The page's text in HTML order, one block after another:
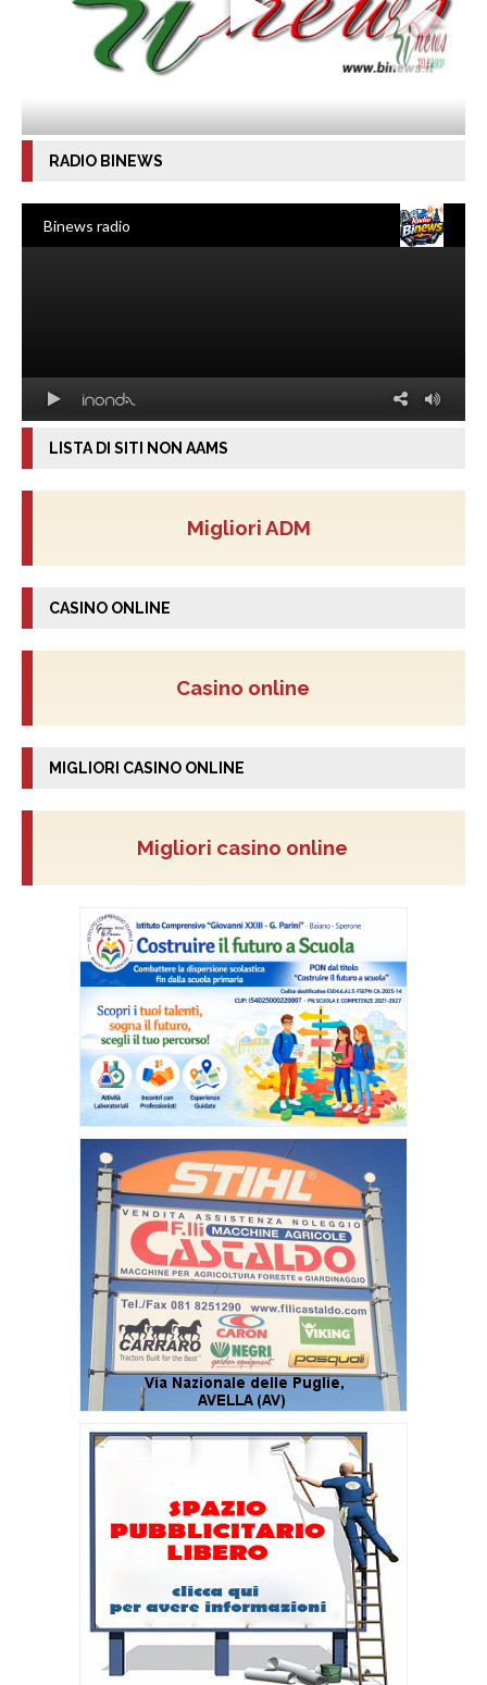
RADIO BINEWS
LISTA DI SITI NON AAMS
Migliori ADM
CASINO ONLINE
Casino online
MIGLIORI CASINO ONLINE
Migliori casino online